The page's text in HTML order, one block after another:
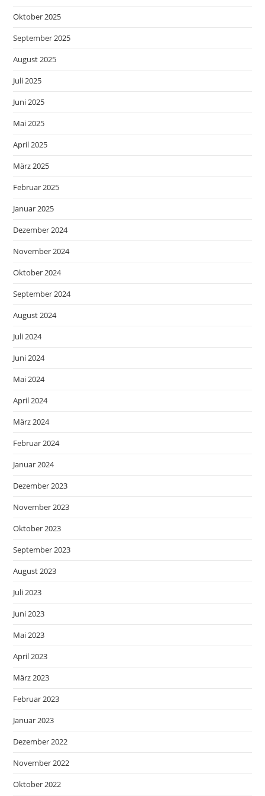
Oktober 2025
September 2025
August 2025
Juli 2025
Juni 2025
Mai 2025
April 2025
März 2025
Februar 2025
Januar 2025
Dezember 2024
November 2024
Oktober 2024
September 2024
August 2024
Juli 2024
Juni 2024
Mai 2024
April 2024
März 2024
Februar 2024
Januar 2024
Dezember 2023
November 2023
Oktober 2023
September 2023
August 2023
Juli 2023
Juni 2023
Mai 2023
April 2023
März 2023
Februar 2023
Januar 2023
Dezember 2022
November 2022
Oktober 2022